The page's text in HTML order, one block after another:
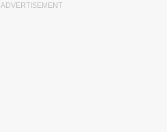
ADVERTISEMENT